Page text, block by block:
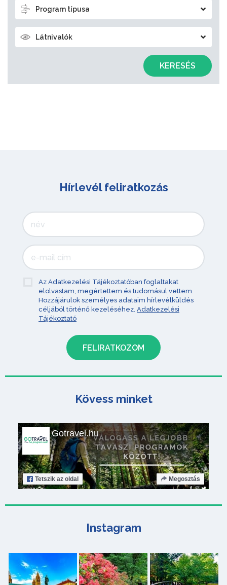
Program típusa
Látnivalók
KERESÉS
Hírlevél feliratkozás
Az Adatkezelési Tájékoztatóban foglaltakat
elolvastam, megértettem és tudomásul vettem.
Hozzájárulok személyes adataim hírlevélküldés
céljából történő kezeléséhez. Adatkezelési
Tájékoztató
Kövess minket
Gotravel.hu
Tetszik az oldal Megosztás
Instagram